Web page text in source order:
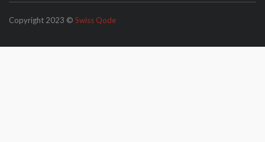
Copyright 2023 © Swiss Qode